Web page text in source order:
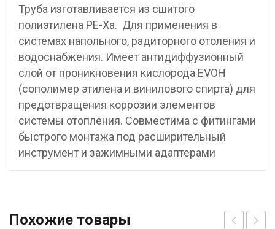
Труба изготавливается из сшитого
полиэтилена PE-Xa. Для применения в
системах напольного, радиторного отоления и
водоснабжения. Имеет антидиффузионный
слой от проникновения кислорода EVOH
(сополимер этилена и винилового спирта) для
предотвращения коррозии элементов
системы отопления. Совместима с фитингами
быстрого монтажа под расширительный
инструмент и зажимными адаптерами
Похожие товары